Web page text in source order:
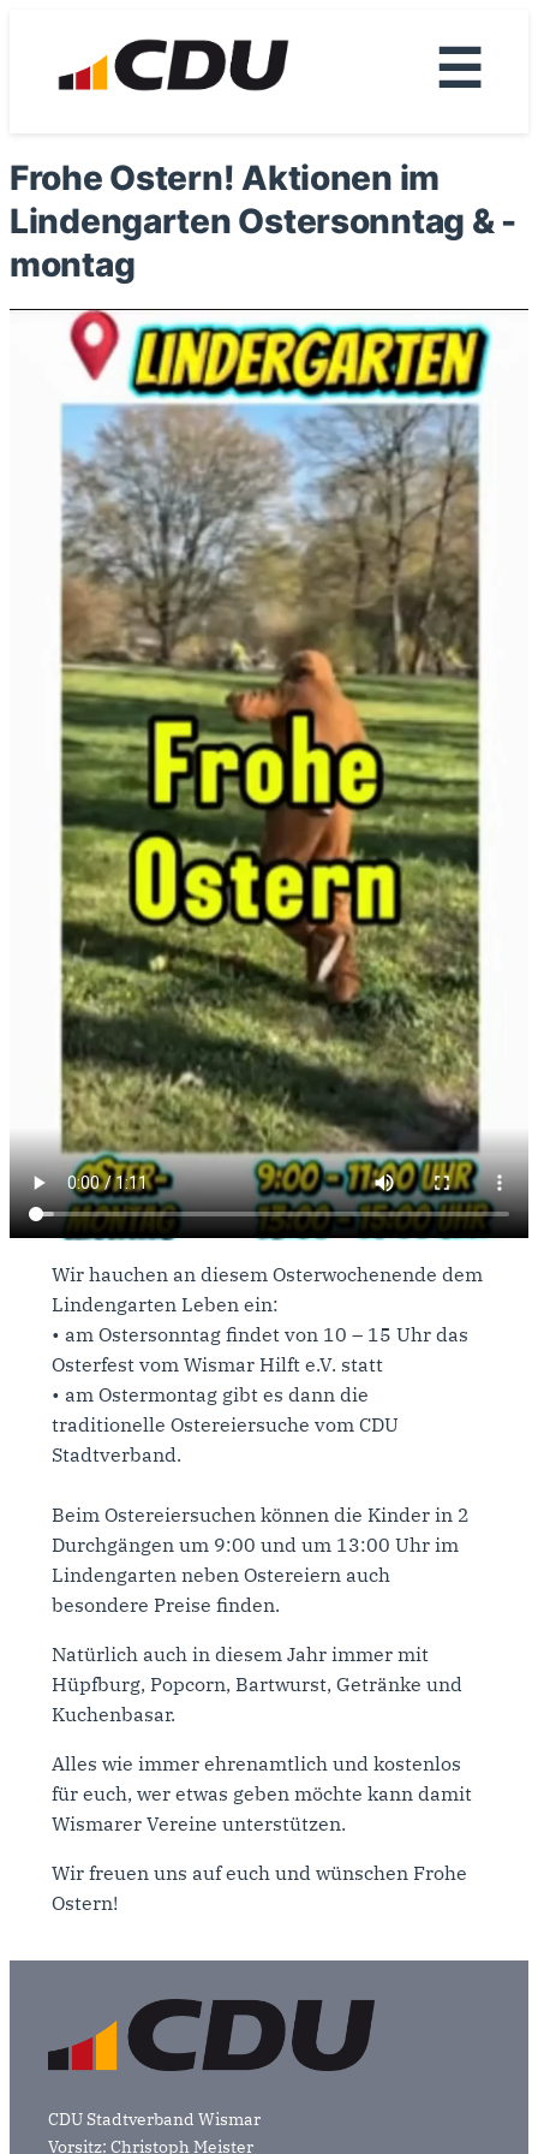
☰
Frohe Ostern! Aktionen im
Lindengarten Ostersonntag & -
montag
Wir hauchen an diesem Osterwochenende dem
Lindengarten Leben ein:
•⁠ ⁠am Ostersonntag findet von 10 – 15 Uhr das
Osterfest vom Wismar Hilft e.V. statt
•⁠ ⁠am Ostermontag gibt es dann die
traditionelle Ostereiersuche vom CDU
Stadtverband.
Beim Ostereiersuchen können die Kinder in 2
Durchgängen um 9:00 und um 13:00 Uhr im
Lindengarten neben Ostereiern auch
besondere Preise finden.
Natürlich auch in diesem Jahr immer mit
Hüpfburg, Popcorn, Bartwurst, Getränke und
Kuchenbasar.
Alles wie immer ehrenamtlich und kostenlos
für euch, wer etwas geben möchte kann damit
Wismarer Vereine unterstützen.
Wir freuen uns auf euch und wünschen Frohe
Ostern!
CDU Stadtverband Wismar
Vorsitz: Christoph Meister